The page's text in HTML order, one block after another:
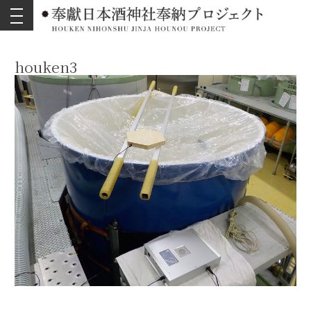
toggle
navigation
houken3